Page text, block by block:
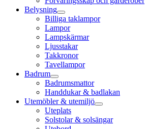
Belysning
Billiga taklampor
Lampor
Lampskärmar
Ljusstakar
Takkronor
Tavellampor
Badrum
Badrumsmattor
Handdukar & badlakan
Utemöbler & utemiljö
Uteplats
Solstolar & solsängar